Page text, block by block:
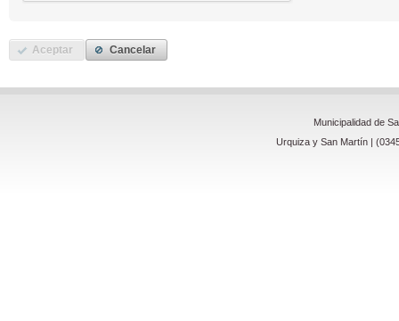
Aceptar Cancelar
Municipalidad de
Urquiza y San Martín |